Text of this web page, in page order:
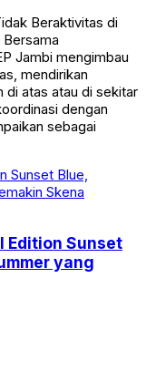
Beraktivitas di
Jambi mengimbau
mendirikan
di atas atau di sekitar
dengan
sebagai
Edition Sunset
yang